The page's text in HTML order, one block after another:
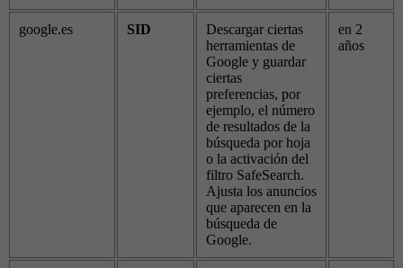
google.es SID
Descargar ciertas
herramientas de
Google y guardar
ciertas
preferencias, por
ejemplo, el número
de resultados de la
búsqueda por hoja
o la activación del
filtro SafeSearch.
Ajusta los anuncios
que aparecen en la
búsqueda de
Google.
en 2
años